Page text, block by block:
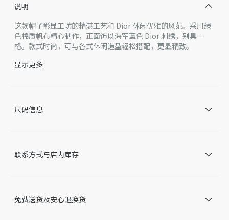
说明
这款帽子彰显工坊的精湛工艺和 Dior 休闲优雅的风范。采用绿
色棉质帆布精心制作，正面饰以海军蓝色 Dior 刺绣，别具一
格。款式时尚，可与各式休闲造型轻松搭配，更显精致。
正面海军蓝色 Dior 刺绣
背面饰以同色调 Dior 标志调节带
主体：100% 棉，里料：100% 棉
产品图片可能与产品实际外观不一致，以产品实物为准。如有相
显示更多
尺码信息
联系方式与店内库存
免费送货及安心退换货